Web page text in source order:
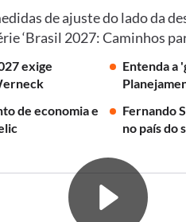
de ajuste do lado da
‘Brasil 2027: Caminhos
exige
Entenda a
de economia e
Fernando
no país do